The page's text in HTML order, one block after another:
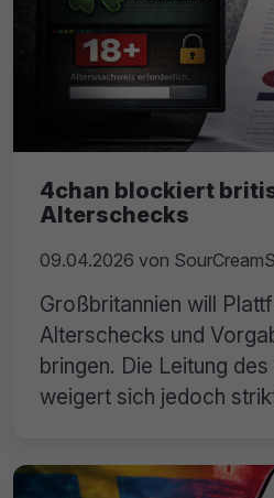
4chan blockiert
Alterschecks
09.04.2026 von
Großbritannien will
Alterschecks und
bringen. Die Leitung
weigert sich jedoch